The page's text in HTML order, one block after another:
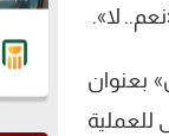
لا».
بعنوان
للعملية